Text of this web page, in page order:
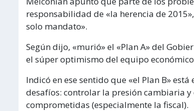
responsabilidad de «la herencia de
solo mandato».
Según dijo, «murió» el «Plan A» del
el súper optimismo del equipo
Indicó en ese sentido que «el Plan B»
desafíos: controlar la presión cambiaria
comprometidas (especialmente la fiscal).